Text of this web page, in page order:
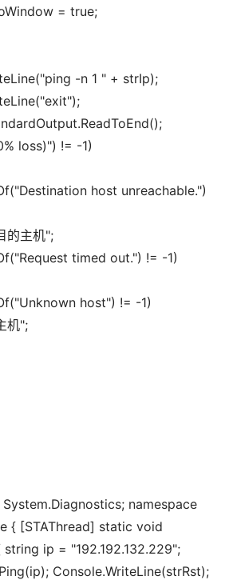
= true;
("ping -n 1 " + strIp);
("exit");
.ReadToEnd();
loss)") != -1)
("Destination host unreachable.")
的主机";
("Request timed out.") != -1)
("Unknown host") != -1)
机";
namespace
{ [STAThread] static void
ip = "192.192.132.229";
Console.WriteLine(strRst);